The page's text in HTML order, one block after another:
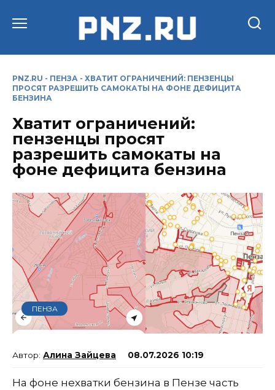
PNZ.RU - ПЕНЗА - ХВАТИТ ОГРАНИЧЕНИЙ: ПЕНЗЕНЦЫ
ПРОСЯТ РАЗРЕШИТЬ САМОКАТЫ НА ФОНЕ ДЕФИЦИТА
БЕНЗИНА
Хватит ограничений:
пензенцы просят
разрешить самокаты на
фоне дефицита бензина
ПЕНЗА
Алина Зайцева 08.07.2026 10:19
На фоне нехватки бензина в Пензе часть